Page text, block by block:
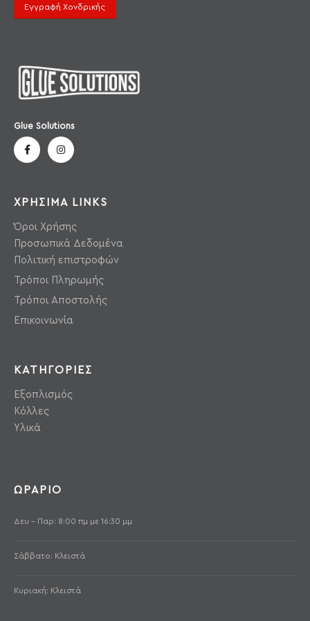
Εγγραφή Χονδρικής
Glue Solutions
ΧΡΗΣΙΜΑ LINKS
Όροι Χρήσης
Προσωπικά Δεδομένα
Πολιτική επιστροφών
Τρόποι Πληρωμής
Τρόποι Αποστολής
Επικοινωνία
ΚΑΤΗΓΟΡΙΕΣ
Εξοπλισμός
Κόλλες
Υλικά
ΩΡΑΡΙΟ
Δευ - Παρ: 8:00 πμ με 16:30 μμ
Σάββατο: Κλειστά
Κυριακή: Κλειστά